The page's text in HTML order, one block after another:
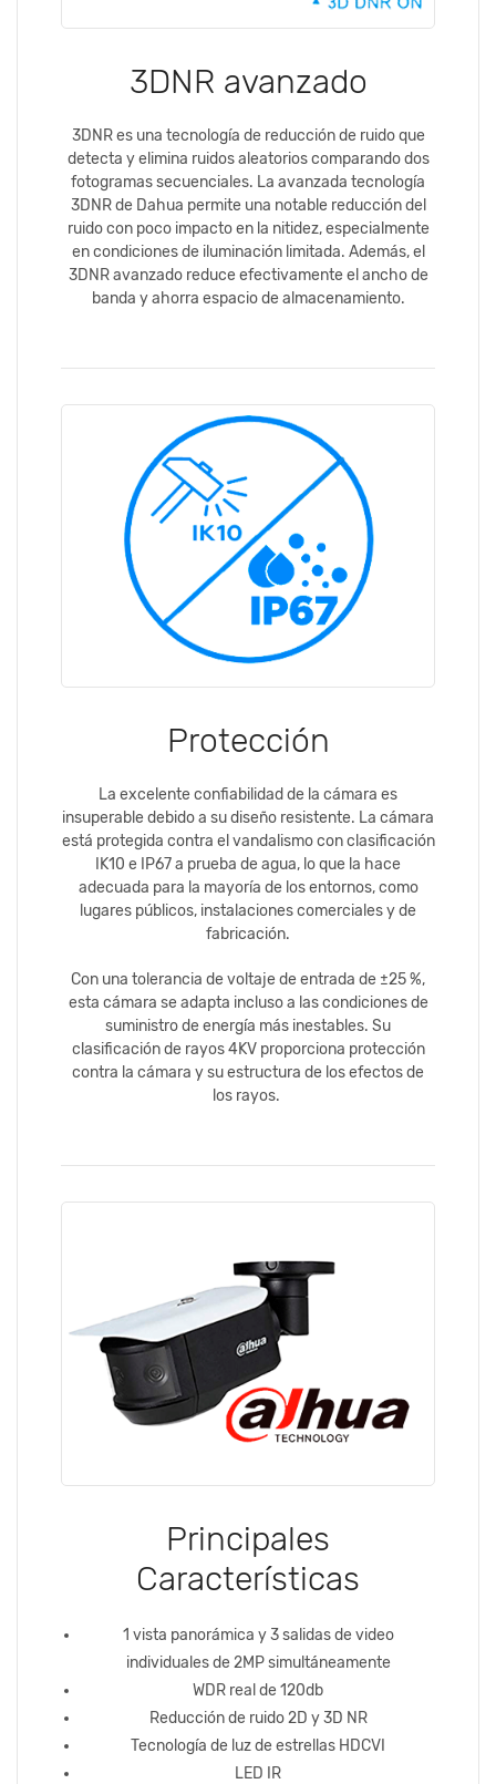
3DNR avanzado
3DNR es una tecnología de reducción de ruido que
detecta y elimina ruidos aleatorios comparando dos
fotogramas secuenciales. La avanzada tecnología
3DNR de Dahua permite una notable reducción del
ruido con poco impacto en la nitidez, especialmente
en condiciones de iluminación limitada. Además, el
3DNR avanzado reduce efectivamente el ancho de
banda y ahorra espacio de almacenamiento.
Protección
La excelente confiabilidad de la cámara es
insuperable debido a su diseño resistente. La cámara
está protegida contra el vandalismo con clasificación
IK10 e IP67 a prueba de agua, lo que la hace
adecuada para la mayoría de los entornos, como
lugares públicos, instalaciones comerciales y de
fabricación.
Con una tolerancia de voltaje de entrada de ±25 %,
esta cámara se adapta incluso a las condiciones de
suministro de energía más inestables. Su
clasificación de rayos 4KV proporciona protección
contra la cámara y su estructura de los efectos de
los rayos.
Principales
Características
1 vista panorámica y 3 salidas de video
individuales de 2MP simultáneamente
WDR real de 120db
Reducción de ruido 2D y 3D NR
Tecnología de luz de estrellas HDCVI
LED IR